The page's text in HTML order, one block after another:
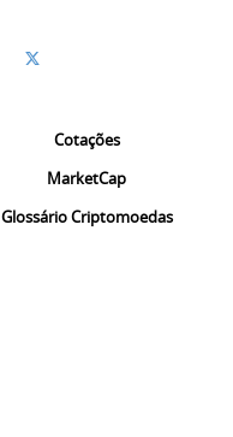
Cotações
MarketCap
Glossário Criptomoedas